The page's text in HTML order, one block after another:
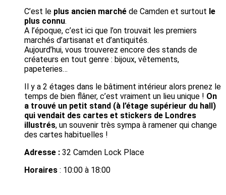
C’est le plus ancien marché de Camden et surtout le
plus connu.
A l’époque, c’est ici que l’on trouvait les premiers
marchés d’artisanat et d’antiquités.
Aujourd’hui, vous trouverez encore des stands de
créateurs en tout genre : bijoux, vêtements,
papeteries…
Il y a 2 étages dans le bâtiment intérieur alors prenez le
temps de bien flâner, c’est vraiment un lieu unique ! On
a trouvé un petit stand (à l’étage supérieur du hall)
qui vendait des cartes et stickers de Londres
illustrés, un souvenir très sympa à ramener qui change
des cartes habituelles !
Adresse : 32 Camden Lock Place
Horaires : 10:00 à 18:00